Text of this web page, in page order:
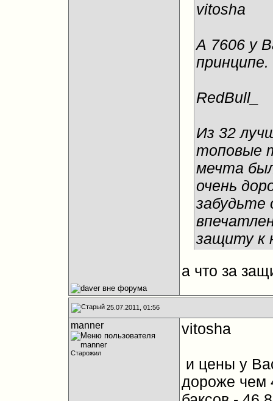
vitosha
А 7606 у
принципе.
RedBull_
Из 32
топовые
мечта
очень
забудьте
защиту к
а что за
25.07.2011, 01:56
manner
Старожил
vitosha
и цены у
дороже чем